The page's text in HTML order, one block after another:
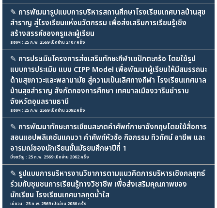
✎ การพัฒนารูปแบบการบริหารสถานศึกษาโรงเรียนเทศบาลบ้านสุข
สำราญ สู่โรงเรียนแห่งนวัตกรรม เพื่อส่งเสริมการเรียนรู้เชิง
สร้างสรรค์ของครูและผู้เรียน
รองฯ : 25 ก.พ. 2569 เปิดอ่าน 2107 ครั้ง
✎ การประเมินโครงการส่งเสริมทักษะกีฬาเซปักตะกร้อ โดยใช้รูป
แบบการประเมิน แบบ CIPP Model เพื่อพัฒนาผู้เรียนให้มีสมรรถนะ
ด้านสุขภาวะและพลานามัย สู่ความเป็นเลิศทางกีฬา โรงเรียนเทศบาล
บ้านสุขสำราญ สังกัดกองการศึกษา เทศบาลเมืองวารินชำราบ
จังหวัดอุบลราชธานี
รองฯ : 25 ก.พ. 2569 เปิดอ่าน 2092 ครั้ง
✎ การพัฒนาทักษะการเขียนสะกดคำศัพท์ภาษาอังกฤษโดยใช้สื่อการ
สอนแอปพลิเคชันแคนวา คำศัพท์หัวข้อ กิจกรรม ทิวทัศน์ อาชีพ และ
อารมณ์ของนักเรียนชั้นมัธยมศึกษาปีที่ 1
มิ่งขวัญ : 25 ก.พ. 2569 เปิดอ่าน 2062 ครั้ง
✎ รูปแบบการบริหารงานวิชาการตามแนวคิดการบริหารเชิงกลยุทธ์
ร่วมกับชุมชนการเรียนรู้ทางวิชาชีพ เพื่อส่งเสริมคุณภาพของ
นักเรียน โรงเรียนเทศบาลกุดน้ำใส
เย่ยวน : 25 ก.พ. 2569 เปิดอ่าน 2086 ครั้ง